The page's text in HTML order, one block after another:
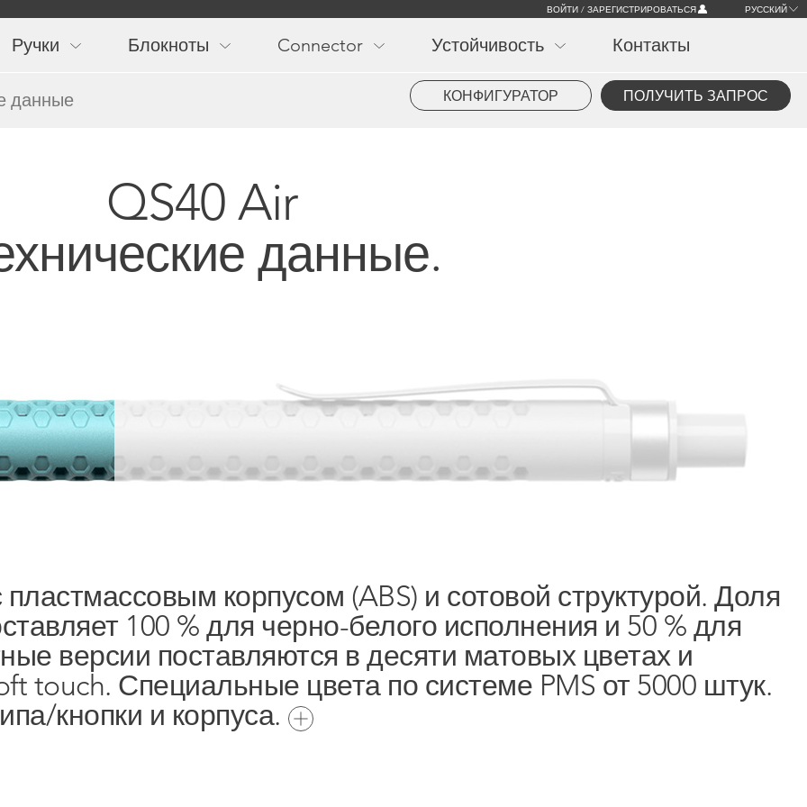
ВОЙТИ / ЗАРЕГИСТРИРОВАТЬСЯ РУССКИЙ
navigation
Ручки Блокноты Connector Устойчивость Контакты
данные КОНФИГУРАТОР ПОЛУЧИТЬ ЗАПРОС
QS40 Air
данные.
корпусом (ABS) и сотовой структурой. Доля
100 % для черно-белого исполнения и 50 % для
версии поставляются в десяти матовых цветах и
touch. Специальные цвета по системе PMS от 5000 штук.
кнопки и корпуса.